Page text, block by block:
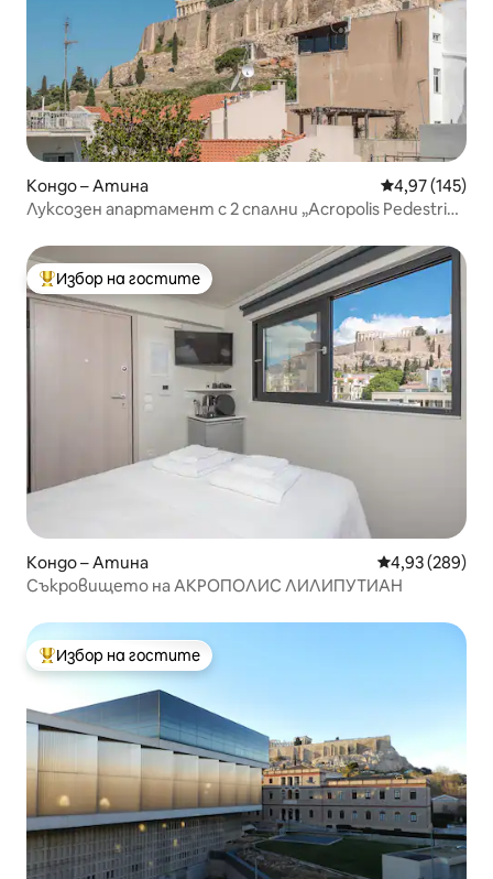
Кондо – Атина Средна
4,97 (145)
Луксозен апартамент с 2 спални „Acropolis Pedestrian
Най-популярен избор на гостите
Избор на гостите
Кондо – Атина Средна
4,93 (289)
Съкровището на АКРОПОЛИС ЛИЛИПУТИАН
Най-популярен избор на гостите
Избор на гостите